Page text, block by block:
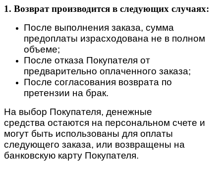
1. Возврат производится в следующих случаях:
После выполнения заказа, сумма
предоплаты израсходована не в полном
объеме;
После отказа Покупателя от
предварительно оплаченного заказа;
После согласования возврата по
претензии на брак.
На выбор Покупателя, денежные
средства остаются на персональном счете и
могут быть использованы для оплаты
следующего заказа, или возвращены на
банковскую карту Покупателя.